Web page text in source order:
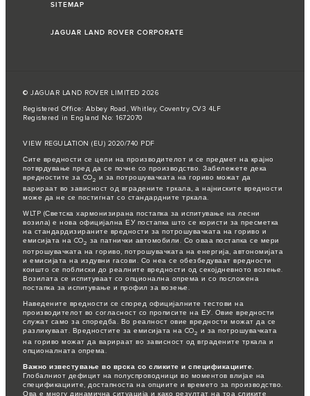
SITEMAP
JAGUAR LAND ROVER CORPORATE
© JAGUAR LAND ROVER LIMITED 2026
Registered Office: Abbey Road, Whitley, Coventry CV3 4LF
Registered in England No: 1672070
VIEW REGULATION (EU) 2020/740 PDF
Сите вредности се цели на производителот и се предмет на крајно
потврдување пред да се почне со производство. Забележете дека
вредностите за CO2 и за потрошувачката на гориво можат да
варираат во зависност од вградените тркала, а најниските вредности
може да не се постигнат со стандардните тркала.
WLTP (Светска хармонизирана постапка за испитување на лесни
возила) е нова официјална ЕУ постапка што се користи за пресметка
на стандардизираните вредности за потрошувачката на гориво и
емисијата на CO2 за патнички автомобили. Со оваа постапка се мери
потрошувачката на гориво, потрошувачката на енергија, автономијата
и емисијата на издувни гасови. Со неа се обезбедуваат вредности
коишто се поблиски до реалните вредности од секојдневното возење.
Возилата се испитуваат со опционална опрема и со посложена
постапка за испитување и профил за возење.
Наведените вредности се според официјалните тестови на
производителот во согласност со прописите на ЕУ. Овие вредности
служат само за споредба. Во реалност овие вредности можат да се
разликуваат. Вредностите за емисијата на CO2 и за потрошувачката
на гориво можат да варираат во зависност од вградените тркала и
опционалната опрема.
Важно известување во врска со сликите и спецификациите.
Глобалниот дефицит на полуспроводници во моментов влијае на
спецификациите, достапноста на опциите и времето за производство.
Ова е многу динамична ситуација и како резултат на тоа сликите